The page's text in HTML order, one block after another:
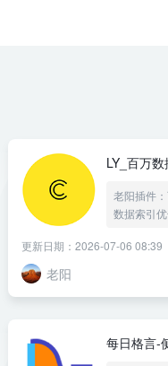
LY_百万
老阳插件
数据索引
缓存，降
应速度,
态html可
更新日期：2026-07-06 08:39
老阳
每日格言-